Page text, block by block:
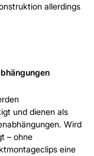
allerdings
und dienen als
Wird
– ohne
eine